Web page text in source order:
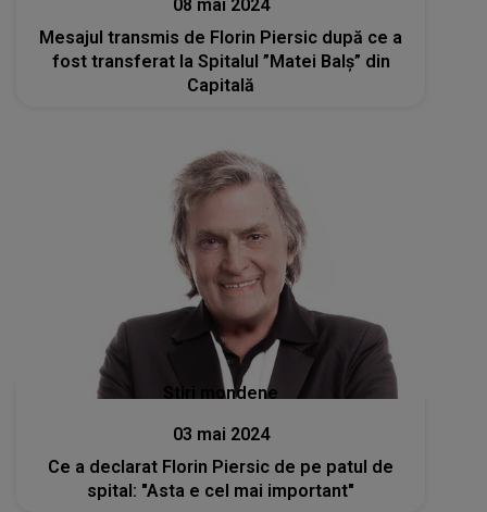
08 mai 2024
Mesajul transmis de Florin Piersic după ce a
fost transferat la Spitalul ”Matei Balș” din
Capitală
Stiri mondene
03 mai 2024
Ce a declarat Florin Piersic de pe patul de
spital: "Asta e cel mai important"